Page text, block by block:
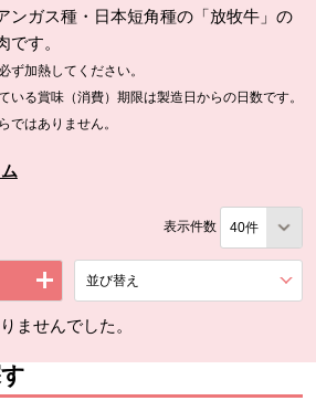
ンガス種・日本短角種の「放牧牛」の
です。
ず加熱してください。
いる賞味（消費）期限は製造日からの日数です。
ではありません。
表示件数
並び替え
ませんでした。